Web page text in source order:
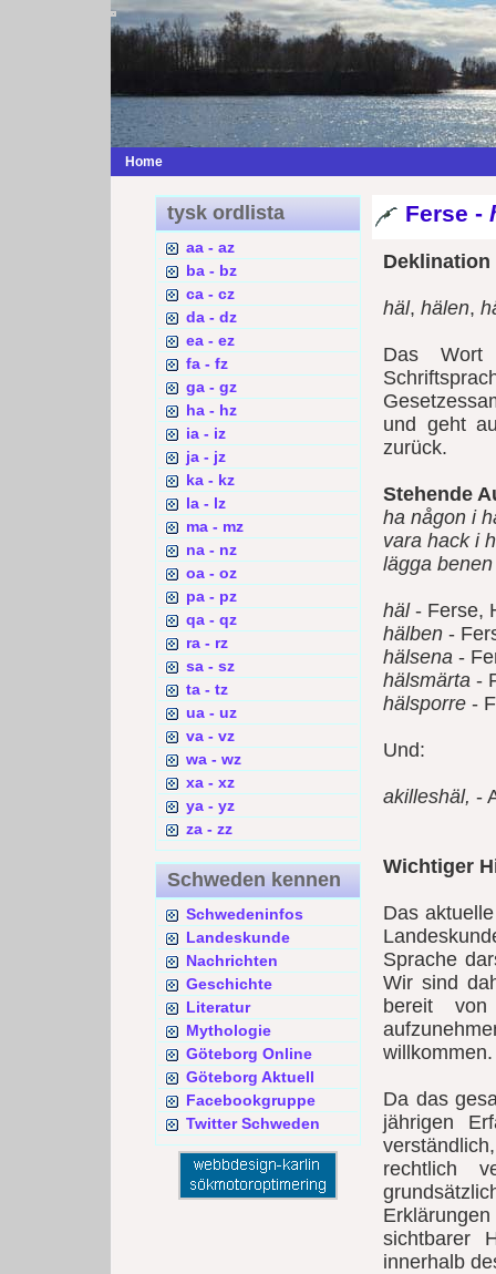
Home
tysk ordlista
aa - az
ba - bz
ca - cz
da - dz
ea - ez
fa - fz
ga - gz
ha - hz
ia - iz
ja - jz
ka - kz
la - lz
ma - mz
na - nz
oa - oz
pa - pz
qa - qz
ra - rz
sa - sz
ta - tz
ua - uz
va - vz
wa - wz
xa - xz
ya - yz
za - zz
Schweden kennen
Schwedeninfos
Landeskunde
Nachrichten
Geschichte
Literatur
Mythologie
Göteborg Online
Göteborg Aktuell
Facebookgruppe
Twitter Schweden
Ferse -
häl, hälen,
Das
und geht
zurück.
Stehende
ha någon i
vara hack i
lägga
häl- Ferse,
hälben -
hälsena -
hälsmärta -
hälsporre -
Und:
akilleshäl, -
Wichtiger
Das
Sprache
Wir sind
bereit
willkommen.
Da das
jährigen
rechtlich
sichtbarer
innerhalb